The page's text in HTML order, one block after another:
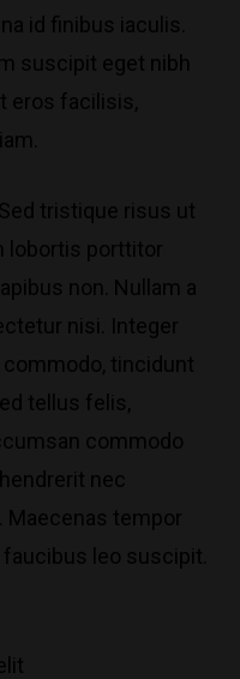
id finibus iaculis.
suscipit eget nibh
eros facilisis,
tristique risus ut
lobortis porttitor
non. Nullam a
nisi. Integer
tincidunt
tellus felis,
commodo
nec
Maecenas tempor
leo suscipit.